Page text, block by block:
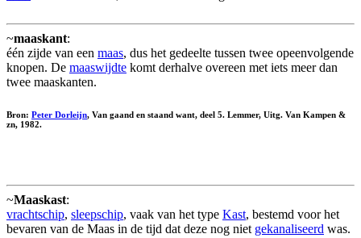
~maaskant:
één zijde van een maas, dus het gedeelte tussen twee opeenvolgende
knopen. De maaswijdte komt derhalve overeen met iets meer dan
twee maaskanten.
Bron: Peter Dorleijn, Van gaand en staand want, deel 5. Lemmer, Uitg. Van Kampen &
zn, 1982.
~Maaskast:
vrachtschip, sleepschip, vaak van het type Kast, bestemd voor het
bevaren van de Maas in de tijd dat deze nog niet gekanaliseerd was.